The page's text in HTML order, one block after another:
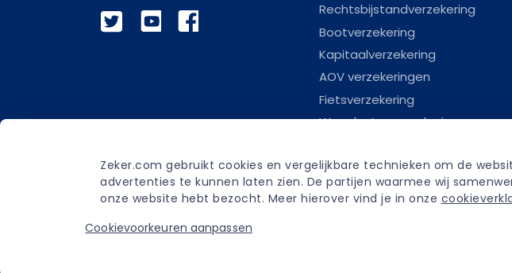
Zeker.com gebruikt cookies en vergelijkbare technieken om de
advertenties te kunnen laten zien. De partijen waarmee wij
onze website hebt bezocht. Meer hierover vind je in onze
Cookievoorkeuren aanpassen
Twitter YouTube
Rechtsbijstandverzekering
Bootverzekering
Kapitaalverzekering
AOV verzekeringen
Fietsverzekering
Woonlastenverzekering
Caravanverzekering
Begrafenisverzekering